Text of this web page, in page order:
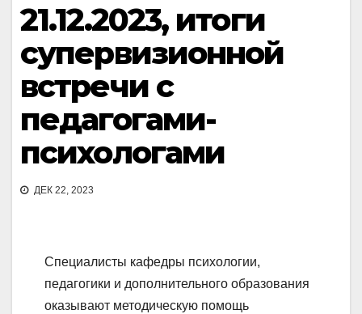
21.12.2023, итоги
супервизионной
встречи с
педагогами-
психологами
ДЕК 22, 2023
Специалисты кафедры психологии,
педагогики и дополнительного образования
оказывают методическую помощь